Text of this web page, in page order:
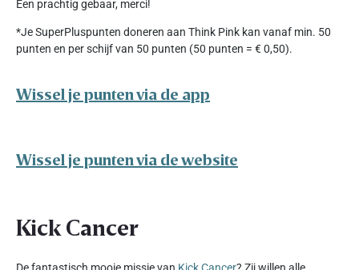
Een prachtig gebaar, merci!
*Je SuperPluspunten doneren aan Think Pink kan vanaf min. 50
punten en per schijf van 50 punten (50 punten = € 0,50).
Wissel je punten via de app
Wissel je punten via de website
Kick Cancer